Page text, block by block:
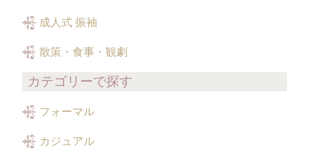
成人式 振袖
散策・食事・観劇
カテゴリーで探す
フォーマル
カジュアル